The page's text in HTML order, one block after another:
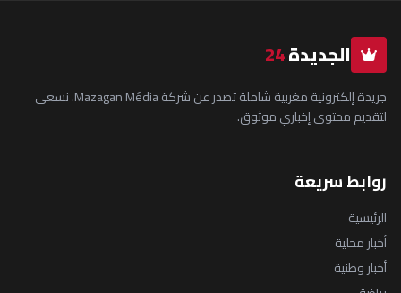
الجديدة24
جريدة إلكترونية مغربية شاملة تصدر عن شركة Mazagan Média. نسعى
لتقديم محتوى إخباري موثوق.
روابط سريعة
الرئيسية
أخبار محلية
أخبار وطنية